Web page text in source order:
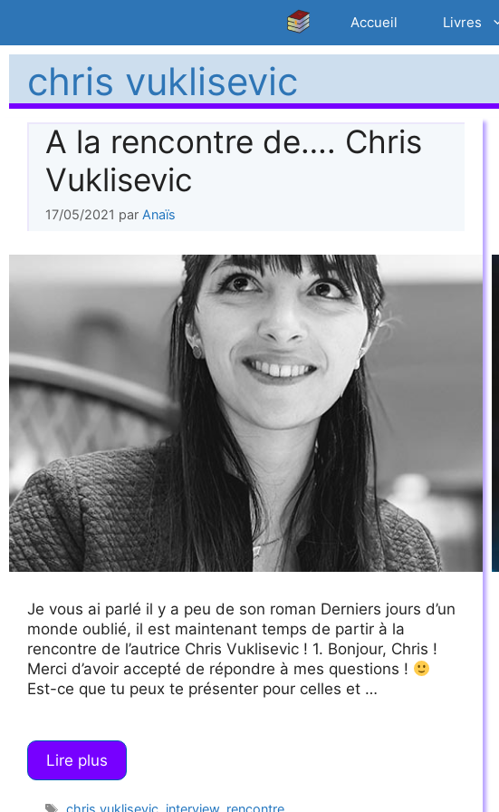
contenu
Accueil Livres
chris vuklisevic
A la rencontre de…. Chris
Vuklisevic
17/05/2021 par Anaïs
Je vous ai parlé il y a peu de son roman Derniers jours d’un
monde oublié, il est maintenant temps de partir à la
rencontre de l’autrice Chris Vuklisevic ! 1. Bonjour, Chris !
Merci d’avoir accepté de répondre à mes questions !
Est-ce que tu peux te présenter pour celles et …
Lire plus
Étiquettes